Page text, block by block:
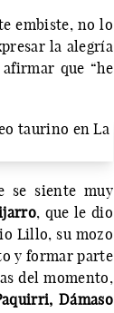
embiste, no lo
la alegría
que “he
se siente muy
, que le dio
Lillo, su mozo
y formar parte
del momento,
Dámaso